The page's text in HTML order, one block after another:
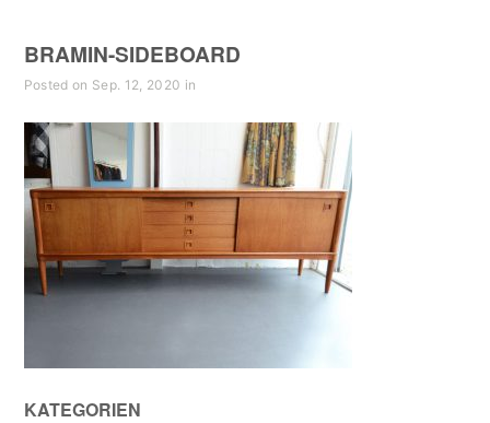
BRAMIN-SIDEBOARD
Posted on Sep. 12, 2020 in
KATEGORIEN